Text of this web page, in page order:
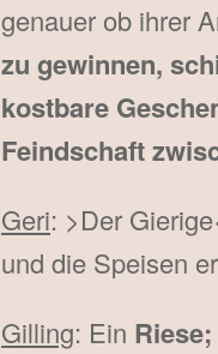
genauer ob ihrer
zu gewinnen,
kostbare
Feindschaft
Geri: >Der
und die Speisen
Gilling: Ein